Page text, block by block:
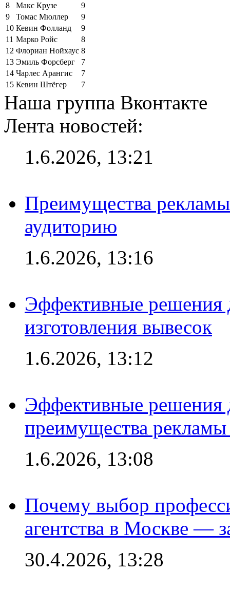
8
Макс Крузе
9
9
Томас Мюллер
9
10 Кевин Фолланд
9
11 Марко Ройс
8
12 Флориан Нойхаус 8
13 Эмиль Форсберг
7
14 Чарлес Арангис
7
15 Кевин Штёгер 7
Наша группа Вконтакте
Лента новостей:
1.6.2026, 13:21
Преимущества
аудиторию
1.6.2026, 13:16
Эффективные решения
изготовления вывесок
1.6.2026, 13:12
Эффективные решения
преимущества рекламы
1.6.2026, 13:08
Почему выбор
агентства в Москве —
30.4.2026, 13:28